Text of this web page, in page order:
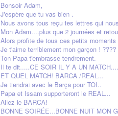
Bonsoir Adam,
J'espère que tu vas bien .
Nous avons tous reçu tes lettres qui
Mon Adam....plus que 2 journées et
Alors profite de tous ces petits
Je t'aime terriblement mon garçon ! ????
Ton Papa t'embrasse tendrement.
Il te dit.....CE SOIR IL Y A UN MATCH....
ET QUEL MATCH! BARCA /REAL...
Je tiendrai avec le Barça pour TOI..
Papa et Issam supporteront le REAL...
Allez le BARCA!
BONNE SOIRÉE...BONNE NUIT MON